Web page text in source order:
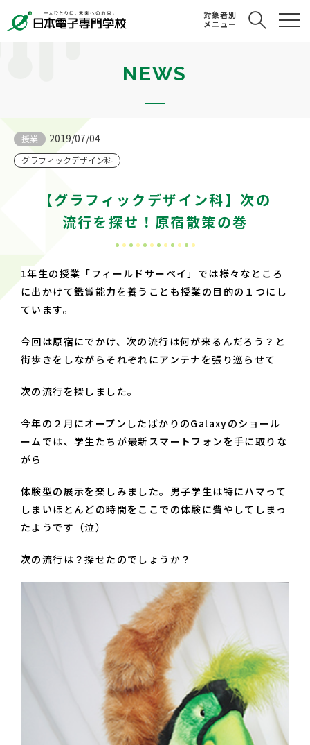
対象者別
メニュー
NEWS
授業 2019/07/04
グラフィックデザイン科
【グラフィックデザイン科】次の
流行を探せ！原宿散策の巻
1年生の授業「フィールドサーベイ」では様々なところ
に出かけて鑑賞能力を養うことも授業の目的の１つにし
ています。
今回は原宿にでかけ、次の流行は何が来るんだろう？と
街歩きをしながらそれぞれにアンテナを張り巡らせて
次の流行を探しました。
今年の２月にオープンしたばかりのGalaxyのショール
ームでは、学生たちが最新スマートフォンを手に取りな
がら
体験型の展示を楽しみました。男子学生は特にハマって
しまいほとんどの時間をここでの体験に費やしてしまっ
たようです（泣）
次の流行は？探せたのでしょうか？